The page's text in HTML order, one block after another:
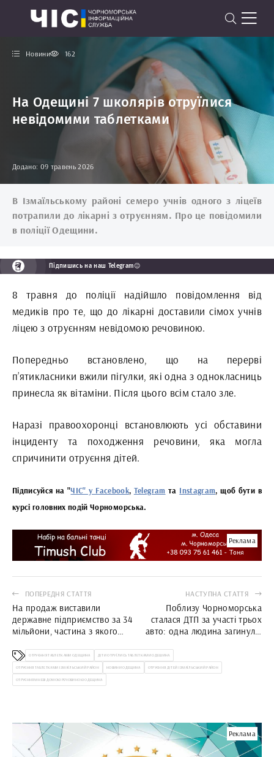
Новини 162
На Одещині 7 школярів отруїлися
невідомими таблетками
Додано: 09 травень 2026
В Ізмаїльському районі семеро учнів одного з ліцеїв
потрапили до лікарні з отруєнням. Про це повідомили
в поліції Одещини.
Підпишись на наш Telegram😉
8 травня до поліції надійшло повідомлення від
медиків про те, що до лікарні доставили сімох учнів
ліцею з отруєнням невідомою речовиною.
Попередньо встановлено, що на перерві
п’ятикласники вжили пігулки, які одна з однокласниць
принесла як вітаміни. Після цього всім стало зле.
Наразі правоохоронці встановлюють усі обставини
інциденту та походження речовини, яка могла
спричинити отруєння дітей.
Підписуйся на "ЧІС" у Facebook, Telegram та Instagram, щоб бути в
курсі головних подій Чорноморська.
Реклама
ПОПЕРЕДНЯ СТАТТЯ
На продаж виставили
державне підприємство за 34
мільйони, частина з якого
Чорноморської громади
НАСТУПНА СТАТТЯ
Поблизу Чорноморська
сталася ДТП за участі трьох
авто: одна людина загинула,
ОТРУЄННЯ ТАБЛЕТКАМИ ОДЕЩИНА ДІТИ ОТРУЇЛИСЬ ТАБЛЕТКАМИ ОДЕШИНА
ОТРУЄННЯ ТАБЛЕТКАМИ ІЗМАЇЛЬСЬКИЙ РАЙОН НОВИНИ ОДЕЩИНА ОТРУЄННЯ ДІТЕЙ ІЗМАЇЛЬСЬКИЙ РАЙОН
ОТРУЄННЯМ НЕВІДОМОЮ РЕЧОВИНОЮ ОДЕЩИНА
Реклама